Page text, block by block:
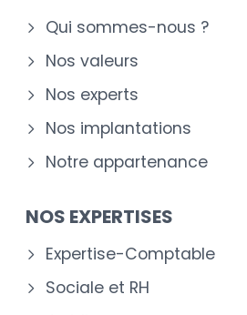
Qui sommes-nous ?
Nos valeurs
Nos experts
Nos implantations
Notre appartenance
NOS EXPERTISES
Expertise-Comptable
Sociale et RH